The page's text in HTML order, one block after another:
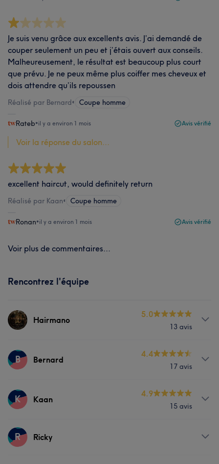
Je suis venu grâce aux excellents avis. J’ai demandé de
couper seulement un peu et j’étais ouvert aux conseils.
Malheureusement, le résultat est beaucoup plus court
que prévu. Je ne peux même plus coiffer mes cheveux et
dois attendre qu’ils repoussen
Réalisé par Bernard• Coupe homme
Rateb•il y a environ 1 mois Avis vérifié
Voir la réponse du salon...
excellent haircut, would definitely return
Réalisé par Kaan• Coupe homme
Ronan•il y a environ 1 mois Avis vérifié
Voir plus de commentaires...
Rencontrez l'équipe
Hairmano
5.0
13 avis
Services
Portfolio
B Bernard
4.4
17 avis
Services
Portfolio
K Kaan
4.9
15 avis
Services
R Ricky